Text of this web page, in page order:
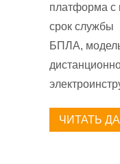
платформа с
срок службы
БПЛА,
ЧИТАТЬ